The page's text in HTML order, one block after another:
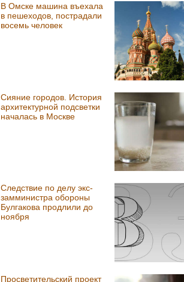
В Омске машина въехала
в пешеходов, пострадали
восемь человек
Сияние городов. История
архитектурной подсветки
началась в Москве
Следствие по делу экс-
замминистра обороны
Булгакова продлили до
ноября
Просветительский проект